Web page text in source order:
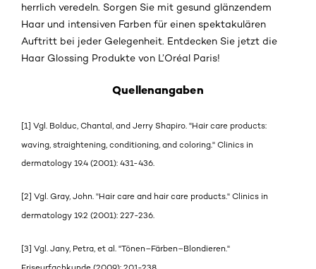
herrlich veredeln. Sorgen Sie mit gesund glänzendem
Haar und intensiven Farben für einen spektakulären
Auftritt bei jeder Gelegenheit. Entdecken Sie jetzt die
Haar Glossing Produkte von L’Oréal Paris!
Quellenangaben
[1] Vgl. Bolduc, Chantal, and Jerry Shapiro. "Hair care products:
waving, straightening, conditioning, and coloring." Clinics in
dermatology 19.4 (2001): 431-436.
[2] Vgl. Gray, John. "Hair care and hair care products." Clinics in
dermatology 19.2 (2001): 227-236.
[3] Vgl. Jany, Petra, et al. "Tönen–Färben–Blondieren."